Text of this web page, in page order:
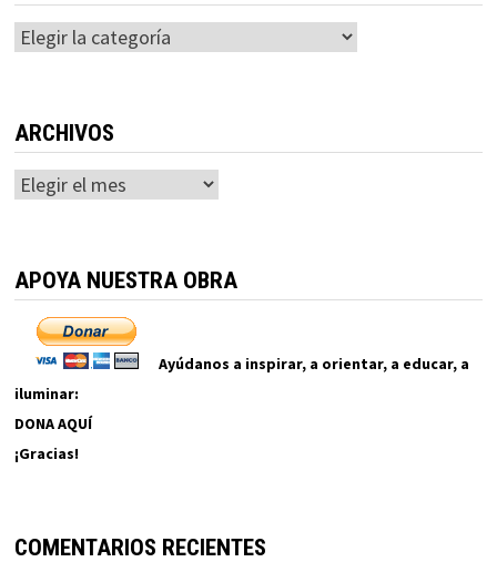
Categorías
ARCHIVOS
Archivos
APOYA NUESTRA OBRA
Ayúdanos a inspirar, a orientar, a educar, a
iluminar:
DONA AQUÍ
¡Gracias!
COMENTARIOS RECIENTES